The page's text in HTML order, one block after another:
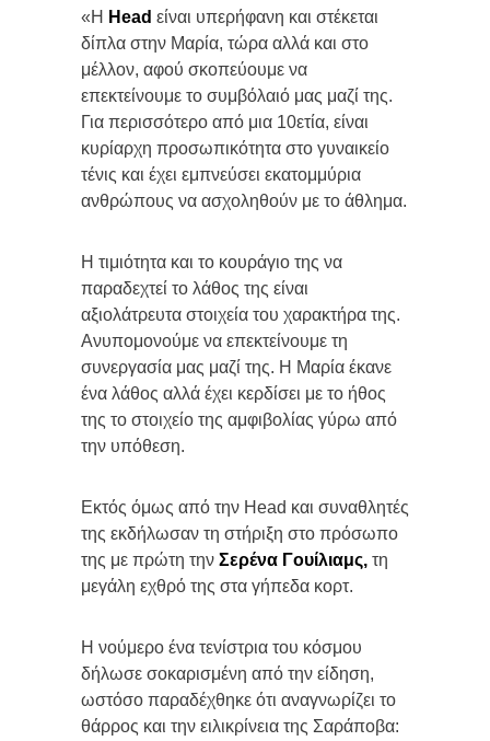
«H Head είναι υπερήφανη και στέκεται
δίπλα στην Μαρία, τώρα αλλά και στο
μέλλον, αφού σκοπεύουμε να
επεκτείνουμε το συμβόλαιό μας μαζί της.
Για περισσότερο από μια 10ετία, είναι
κυρίαρχη προσωπικότητα στο γυναικείο
τένις και έχει εμπνεύσει εκατομμύρια
ανθρώπους να ασχοληθούν με το άθλημα.
Η τιμιότητα και το κουράγιο της να
παραδεχτεί το λάθος της είναι
αξιολάτρευτα στοιχεία του χαρακτήρα της.
Ανυπομονούμε να επεκτείνουμε τη
συνεργασία μας μαζί της. Η Μαρία έκανε
ένα λάθος αλλά έχει κερδίσει με το ήθος
της το στοιχείο της αμφιβολίας γύρω από
την υπόθεση.
Εκτός όμως από την Head και συναθλητές
της εκδήλωσαν τη στήριξη στο πρόσωπο
της με πρώτη την Σερένα Γουίλιαμς, τη
μεγάλη εχθρό της στα γήπεδα κορτ.
Η νούμερο ένα τενίστρια του κόσμου
δήλωσε σοκαρισμένη από την είδηση,
ωστόσο παραδέχθηκε ότι αναγνωρίζει το
θάρρος και την ειλικρίνεια της Σαράποβα: